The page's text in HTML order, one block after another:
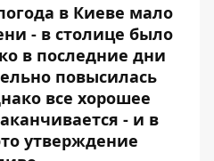
в Киеве мало
- в столице было
в последние дни
повысилась
все хорошее
- и в
утверждение